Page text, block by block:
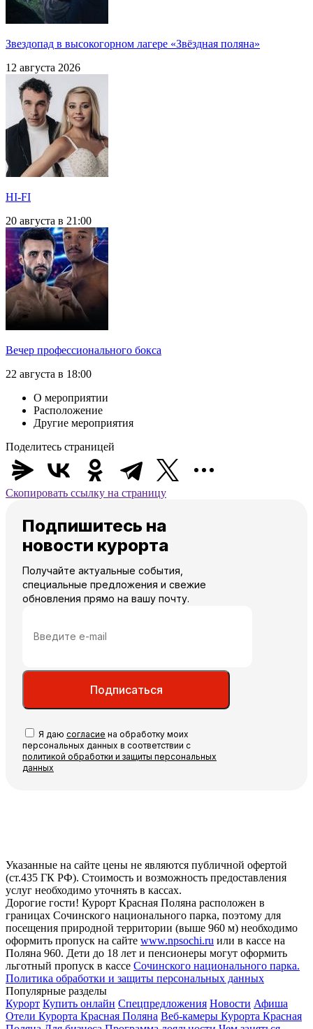
Звездопад в высокогорном лагере «Звёздная поляна»
12 августа 2026
HI-FI
20 августа в 21:00
Вечер профессионального бокса
22 августа в 18:00
О мероприятии
Расположение
Другие мероприятия
Поделитесь страницей
Скопировать ссылку на страницу
Подпишитесь на
новости курорта
Получайте актуальные события,
специальные предложения и свежие
обновления прямо на вашу почту.
Подписаться
Я даю согласие на обработку моих
персональных данных в соответствии с
политикой обработки и защиты персональных
данных
Указанные на сайте цены не являются публичной офертой
(ст.435 ГК РФ). Стоимость и возможность предоставления
услуг необходимо уточнять в кассах.
Дорогие гости! Курорт Красная Поляна расположен в
границах Сочинского национального парка, поэтому для
посещения природной территории (выше 960 м) необходимо
оформить пропуск на сайте www.npsochi.ru или в кассе на
Поляна 960. Дети до 18 лет и пенсионеры могут оформить
льготный пропуск в кассе Сочинского национального парка.
Политика обработки и защиты персональных данных
Популярные разделы
Курорт Купить онлайн Спецпредложения Новости Афиша
Отели Курорта Красная Поляна Веб-камеры Курорта Красная